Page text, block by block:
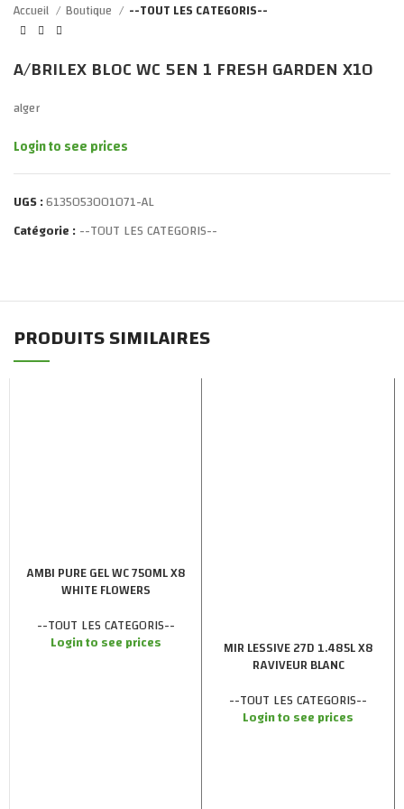
Accueil Boutique --TOUT LES CATEGORIS--
A/BRILEX BLOC WC 5EN 1 FRESH GARDEN X10
alger
Login to see prices
UGS :6135053001071-AL
Catégorie :--TOUT LES CATEGORIS--
PRODUITS SIMILAIRES
AMBI PURE GEL WC 750ML X8
WHITE FLOWERS
--TOUT LES CATEGORIS--
Login to see prices MIR LESSIVE 27D 1.485L X8
RAVIVEUR BLANC
--TOUT LES CATEGORIS--
Login to see prices